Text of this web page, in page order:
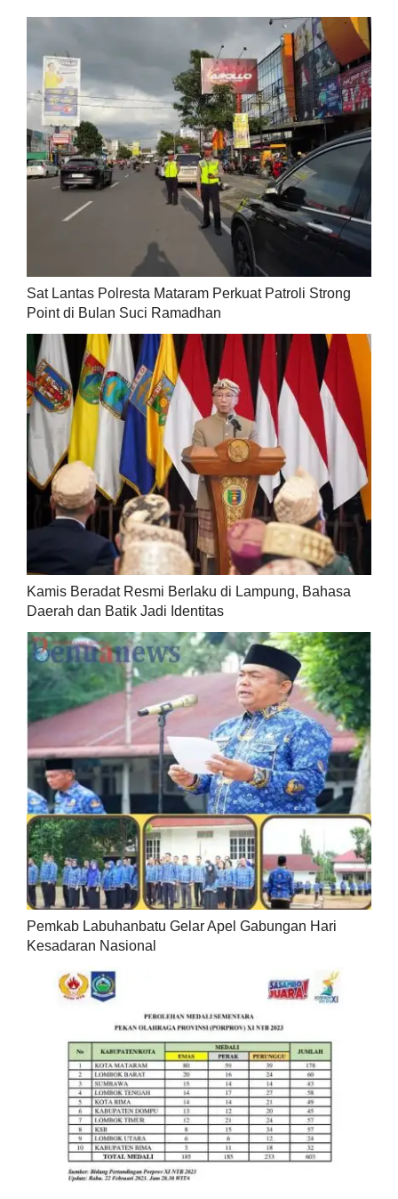
Sat Lantas Polresta Mataram Perkuat Patroli Strong
Point di Bulan Suci Ramadhan
Kamis Beradat Resmi Berlaku di Lampung, Bahasa
Daerah dan Batik Jadi Identitas
Pemkab Labuhanbatu Gelar Apel Gabungan Hari
Kesadaran Nasional